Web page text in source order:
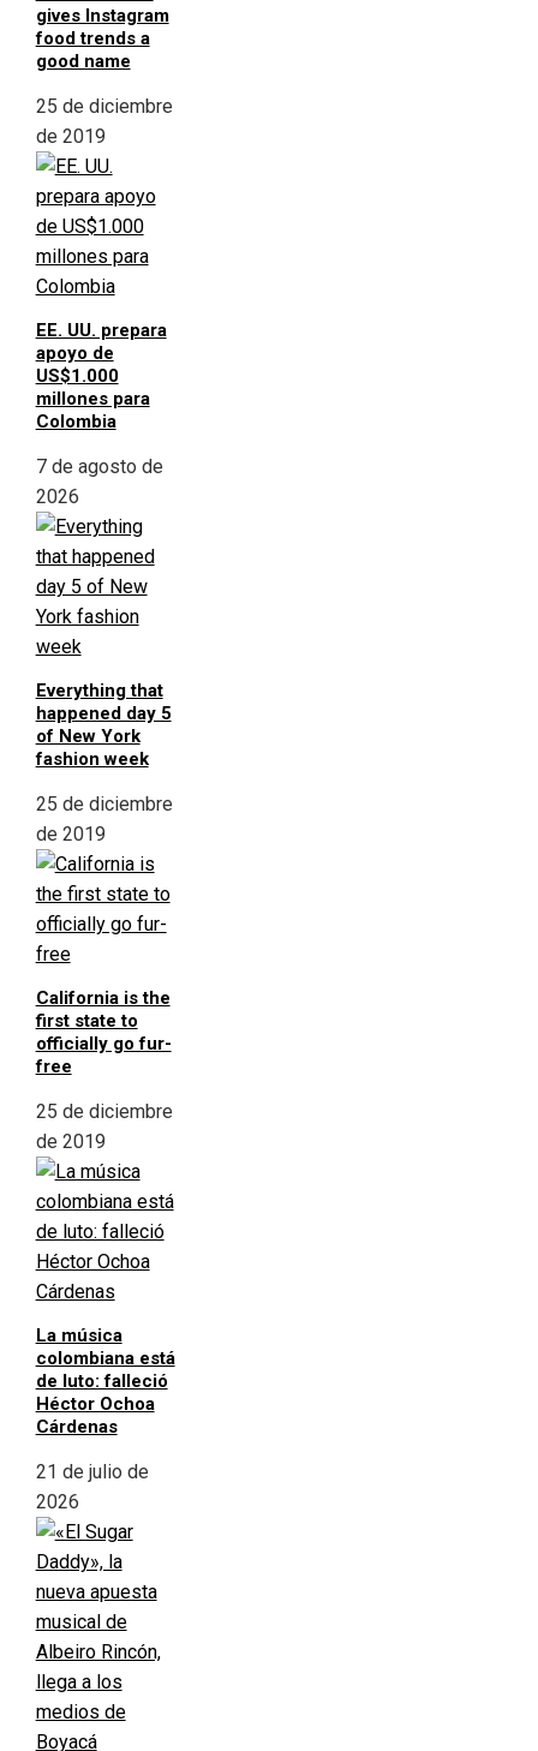
gives Instagram
food trends a
good name
25 de diciembre
de 2019
EE. UU. prepara
apoyo de
US$1.000
millones para
Colombia
7 de agosto de
2026
Everything that
happened day 5
of New York
fashion week
25 de diciembre
de 2019
California is the
first state to
officially go fur-
free
25 de diciembre
de 2019
La música
colombiana está
de luto: falleció
Héctor Ochoa
Cárdenas
21 de julio de
2026